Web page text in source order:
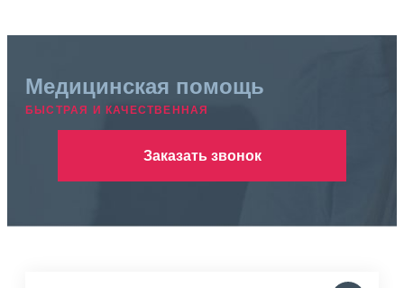
Медицинская помощь
БЫСТРАЯ И КАЧЕСТВЕННАЯ
Заказать звонок